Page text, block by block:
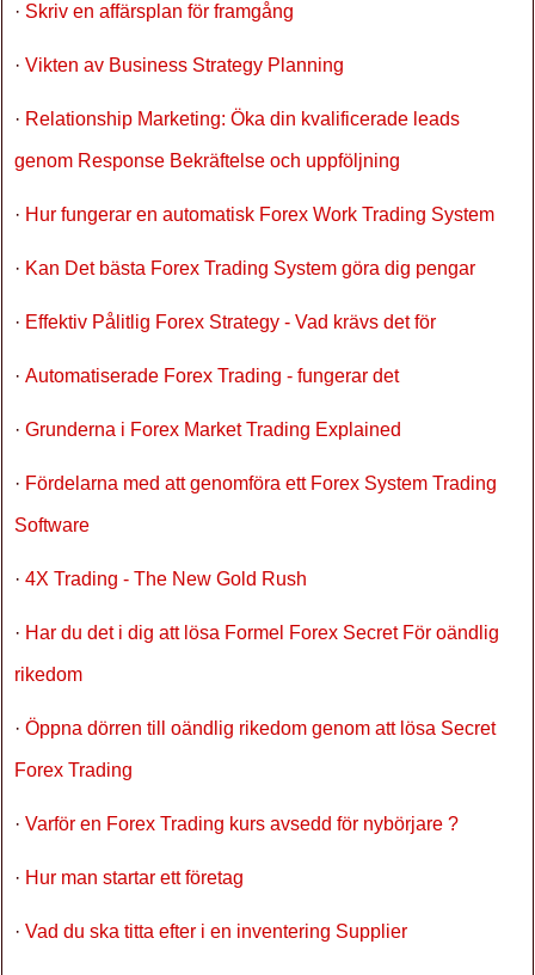
· Skriv en affärsplan för framgång
· Vikten av Business Strategy Planning
· Relationship Marketing: Öka din kvalificerade leads
genom Response Bekräftelse och uppföljning
· Hur fungerar en automatisk Forex Work Trading System
· Kan Det bästa Forex Trading System göra dig pengar
· Effektiv Pålitlig Forex Strategy - Vad krävs det för
· Automatiserade Forex Trading - fungerar det
· Grunderna i Forex Market Trading Explained
· Fördelarna med att genomföra ett Forex System Trading
Software
· 4X Trading - The New Gold Rush
· Har du det i dig att lösa Formel Forex Secret För oändlig
rikedom
· Öppna dörren till oändlig rikedom genom att lösa Secret
Forex Trading
· Varför en Forex Trading kurs avsedd för nybörjare ?
· Hur man startar ett företag
· Vad du ska titta efter i en inventering Supplier